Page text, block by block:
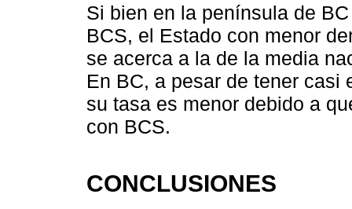
Si bien en la península de
BCS, el Estado con menor
se acerca a la de la media
En BC, a pesar de tener casi
su tasa es menor debido a
con BCS.
CONCLUSIONES